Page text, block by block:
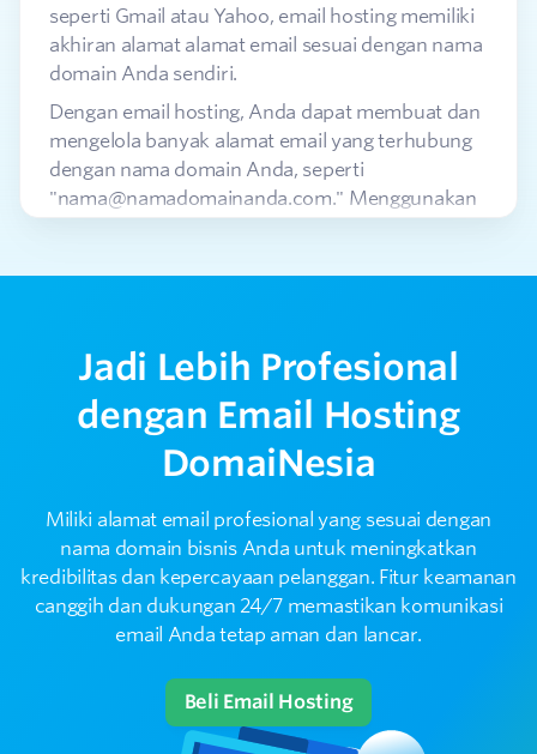
seperti Gmail atau Yahoo, email hosting memiliki
akhiran alamat alamat email sesuai dengan nama
domain Anda sendiri.
Dengan email hosting, Anda dapat membuat dan
mengelola banyak alamat email yang terhubung
dengan nama domain Anda, seperti
"nama@namadomainanda.com." Menggunakan
Apa kelebihan email hosting murah dibanding
email biasa?
Kenapa perusahaan & bisnis membutuhkan
email hosting Indonesia?
4
Apakah saya bisa transfer layanan provider
lain ke DomaiNesia?
Apa perbedaan layanan email hosting murah
dengan email hosting cPanel?
Bisakah saya membuka email dari
Jadi Lebih Profesional
dengan Email Hosting
DomaiNesia
Miliki alamat email profesional yang sesuai dengan
nama domain bisnis Anda untuk meningkatkan
kredibilitas dan kepercayaan pelanggan. Fitur keamanan
canggih dan dukungan 24/7 memastikan komunikasi
email Anda tetap aman dan lancar.
Beli Email Hosting